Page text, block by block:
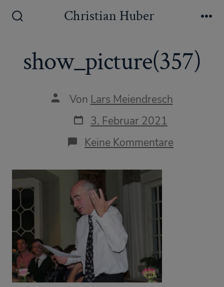
Inhalt
Christian Huber
show_picture(357)
Autor
Beitrags
Von Lars Meiendresch
Datum
des
Beitrags
3. Februar 2021
Keine Kommentare